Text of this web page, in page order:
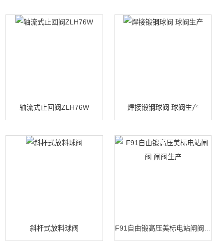
轴流式止回阀ZLH76W 焊接锻钢球阀 球阀生产
斜杆式放料球阀